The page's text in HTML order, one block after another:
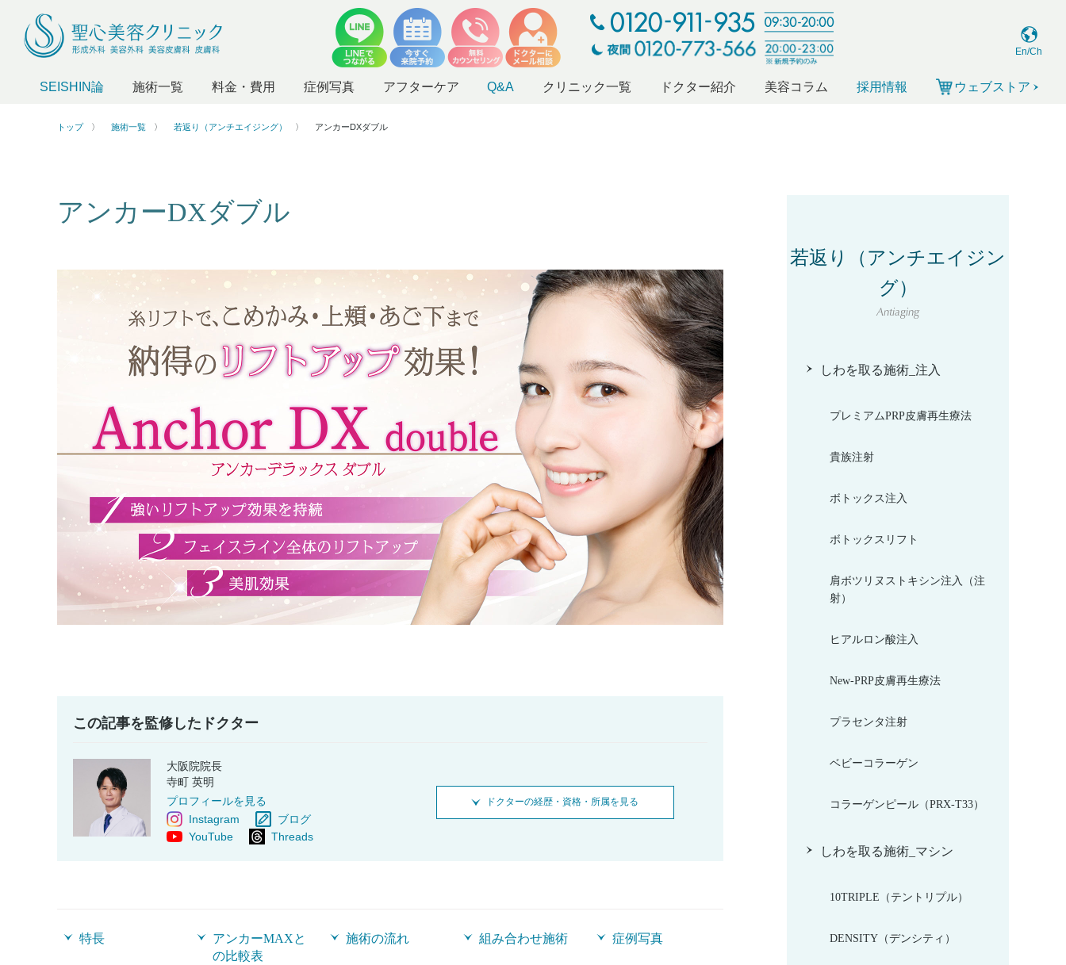
En/Ch
SEISHIN論 施術一覧 料金・費用 症例写真 アフターケア Q&A クリニック一覧 ドクター紹介 美容コラム 採用情報 ウェブストア
トップ 施術一覧 若返り（アンチエイジング） アンカーDXダブル
若返り（アンチエイジン
グ）
Antiaging
しわを取る施術_注入
プレミアムPRP皮膚再生療法
貴族注射
ボトックス注入
ボトックスリフト
肩ボツリヌストキシン注入（注
射）
ヒアルロン酸注入
New-PRP皮膚再生療法
プラセンタ注射
ベビーコラーゲン
コラーゲンピール（PRX-T33）
しわを取る施術_マシン
10TRIPLE（テントリプル）
DENSITY（デンシティ）
アンカーDXダブル
この記事を監修したドクター
大阪院院長
寺町 英明
プロフィールを見る
Instagram
ブログ
YouTube
Threads
ドクターの経歴・資格・所属を見る
特長
アンカーMAXと
の比較表
施術の流れ 組み合わせ施術 症例写真